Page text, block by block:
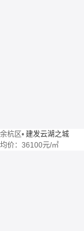
余杭区• 建发云湖之城
均价： 36100元/㎡